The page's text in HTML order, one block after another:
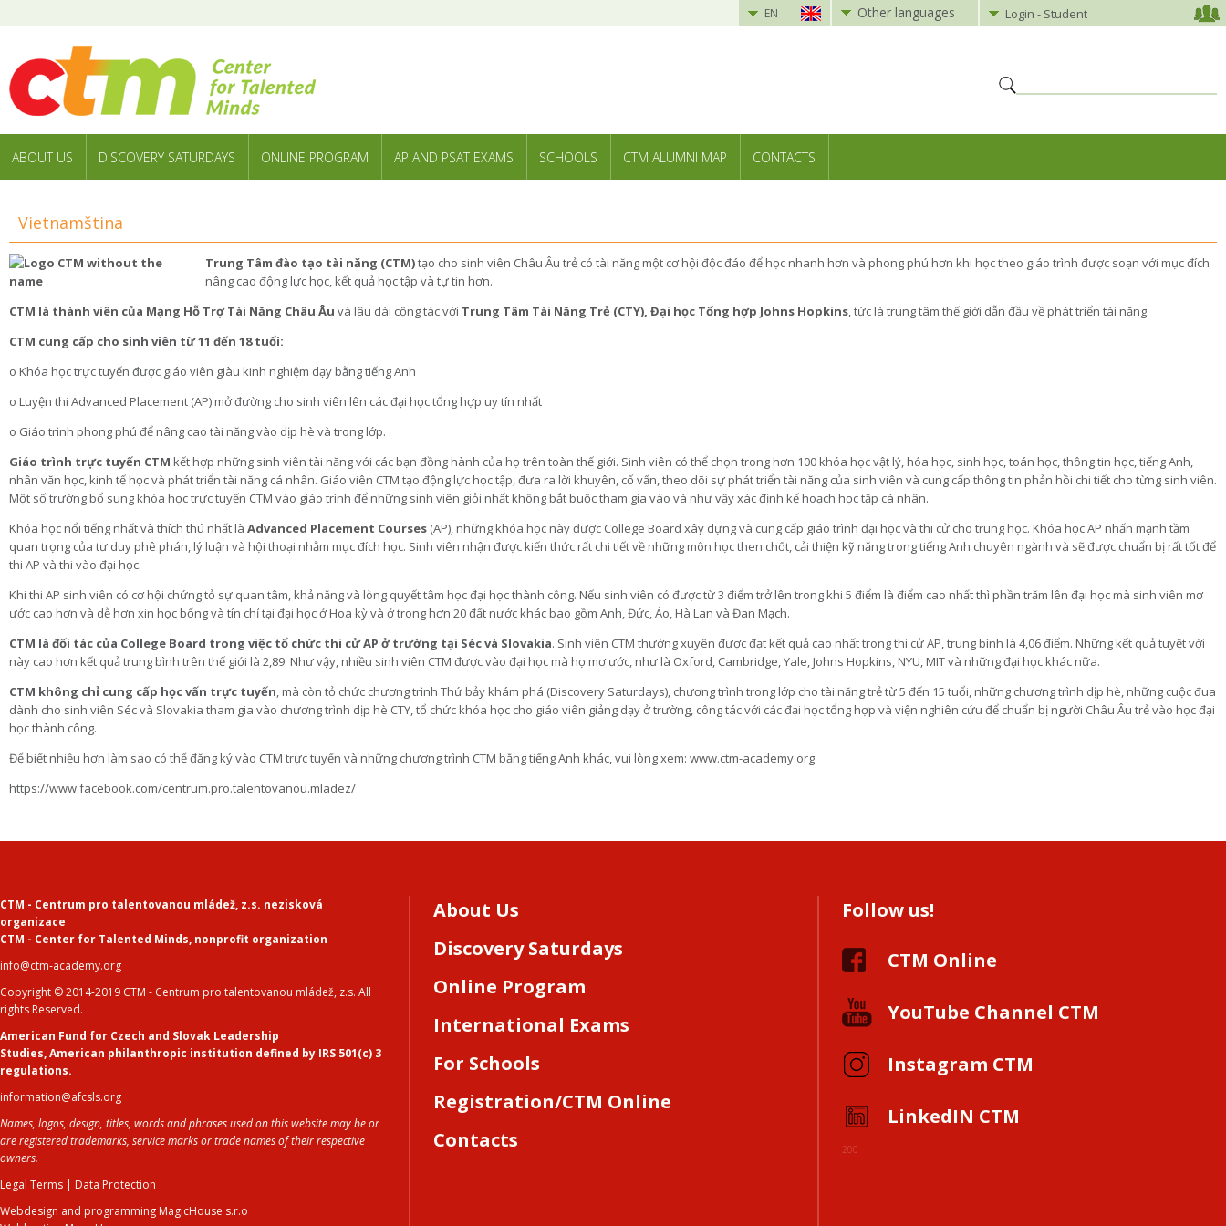
EN Other languages Login - Student
ABOUT US DISCOVERY SATURDAYS ONLINE PROGRAM AP AND PSAT EXAMS SCHOOLS CTM ALUMNI MAP CONTACTS
Vietnamština
Trung Tâm đào tạo tài năng (CTM)tạo cho sinh viên Châu Âu trẻ có tài năng một cơ hội độc đáo để học nhanh hơn và phong phú hơn khi học theo giáo trình được soạn với mục đích
nâng cao động lực học, kết quả học tập và tự tin hơn.
CTM là thành viên của Mạng Hỗ Trợ Tài Năng Châu Âu và lâu dài cộng tác với Trung Tâm Tài Năng Trẻ (CTY), Đại học Tổng hợp Johns Hopkins, tức là trung tâm thế giới dẫn đầu về phát triển tài năng.
CTM cung cấp cho sinh viên từ 11 đến 18 tuổi:
o Khóa học trực tuyến được giáo viên giàu kinh nghiệm dạy bằng tiếng Anh
o Luyện thi Advanced Placement (AP) mở đường cho sinh viên lên các đại học tổng hợp uy tín nhất
o Giáo trình phong phú để nâng cao tài năng vào dịp hè và trong lớp.
Giáo trình trực tuyến CTM kết hợp những sinh viên tài năng với các bạn đồng hành của họ trên toàn thế giới. Sinh viên có thể chọn trong hơn 100 khóa học vật lý, hóa học, sinh học, toán học, thông tin học, tiếng Anh,
nhân văn học, kinh tế học và phát triển tài năng cá nhân. Giáo viên CTM tạo động lực học tập, đưa ra lời khuyên, cố vấn, theo dõi sự phát triển tài năng của sinh viên và cung cấp thông tin phản hồi chi tiết cho từng sinh viên.
Một số trường bổ sung khóa học trực tuyến CTM vào giáo trình để những sinh viên giỏi nhất không bắt buộc tham gia vào và như vậy xác định kế hoạch học tập cá nhân.
Khóa học nổi tiếng nhất và thích thú nhất là Advanced Placement Courses (AP), những khóa học này được College Board xây dựng và cung cấp giáo trình đại học và thi cử cho trung học. Khóa học AP nhấn mạnh tầm
quan trọng của tư duy phê phán, lý luận và hội thoại nhằm mục đích học. Sinh viên nhận được kiến thức rất chi tiết về những môn học then chốt, cải thiện kỹ năng trong tiếng Anh chuyên ngành và sẽ được chuẩn bị rất tốt để
thi AP và thi vào đại học.
Khi thi AP sinh viên có cơ hội chứng tỏ sự quan tâm, khả năng và lòng quyết tâm học đại học thành công. Nếu sinh viên có được từ 3 điểm trở lên trong khi 5 điểm là điểm cao nhất thì phần trăm lên đại học mà sinh viên mơ
ước cao hơn và dễ hơn xin học bổng và tín chỉ tại đại học ở Hoa kỳ và ở trong hơn 20 đất nước khác bao gồm Anh, Đức, Áo, Hà Lan và Đan Mạch.
CTM là đối tác của College Board trong việc tổ chức thi cử AP ở trường tại Séc và Slovakia. Sinh viên CTM thường xuyên được đạt kết quả cao nhất trong thi cử AP, trung bình là 4,06 điểm. Những kết quả tuyệt vời
này cao hơn kết quả trung bình trên thế giới là 2,89. Như vậy, nhiều sinh viên CTM được vào đại học mà họ mơ ước, như là Oxford, Cambridge, Yale, Johns Hopkins, NYU, MIT và những đại học khác nữa.
CTM không chỉ cung cấp học vấn trực tuyến, mà còn tỏ chức chương trình Thứ bảy khám phá (Discovery Saturdays), chương trình trong lớp cho tài năng trẻ từ 5 đến 15 tuổi, những chương trình dịp hè, những cuộc đua
dành cho sinh viên Séc và Slovakia tham gia vào chương trình dịp hè CTY, tổ chức khóa học cho giáo viên giảng dạy ở trường, công tác với các đại học tổng hợp và viện nghiên cứu để chuẩn bị người Châu Âu trẻ vào học đại
học thành công.
Để biết nhiều hơn làm sao có thể đăng ký vào CTM trực tuyến và những chương trình CTM bằng tiếng Anh khác, vui lòng xem: www.ctm-academy.org
https://www.facebook.com/centrum.pro.talentovanou.mladez/
CTM - Centrum pro talentovanou mládež, z.s. nezisková
organizace
CTM - Center for Talented Minds, nonprofit organization
info@ctm-academy.org
Copyright © 2014-2019 CTM - Centrum pro talentovanou mládež, z.s. All
rights Reserved.
American Fund for Czech and Slovak Leadership
Studies,American philanthropic institution defined by IRS 501(c) 3
regulations.
information@afcsls.org
Names, logos, design, titles, words and phrases used on this website may be or
are registered trademarks, service marks or trade names of their respective
owners.
Legal Terms | Data Protection
Webdesign and programming MagicHouse s.r.o
About Us
Discovery Saturdays
Online Program
International Exams
For Schools
Registration/CTM Online
Contacts
Follow us!
CTM Online
YouTube Channel CTM
Instagram CTM
LinkedIN CTM
200